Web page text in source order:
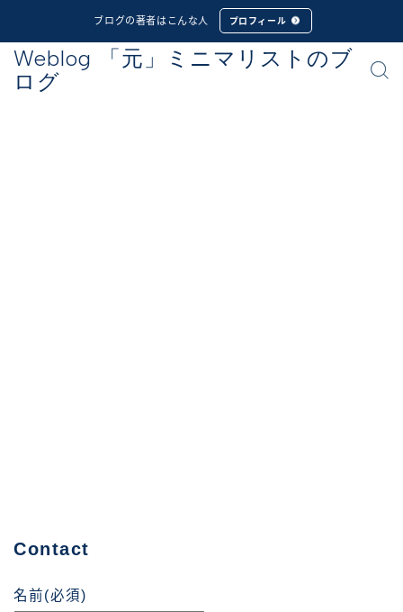
ブログの著者はこんな人 プロフィール
Weblog 「元」ミニマリストのブ
ログ
Contact
名前(必須)